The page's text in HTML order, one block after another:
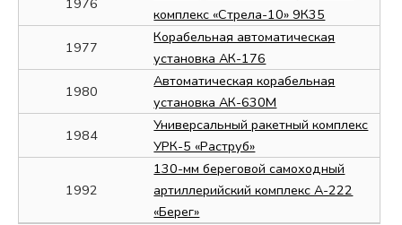
1976
комплекс «Стрела-10» 9К35
1977
Корабельная автоматическая
установка АК-176
1980
Автоматическая корабельная
установка АК-630М
1984
Универсальный ракетный комплекс
УРК-5 «Раструб»
1992
130-мм береговой самоходный
артиллерийский комплекс А-222
«Берег»